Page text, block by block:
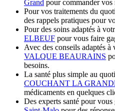
Grand pour commander vos
Pour vos traitements du
des rappels pratiques pour
Pour des soins adaptés à
ELBEUF pour vous faire
Avec des conseils adaptés à
VALQUE BEAURAINS
besoins.
La santé plus simple au
COUCHANT LA
médicaments en quelques
Des experts santé pour vous